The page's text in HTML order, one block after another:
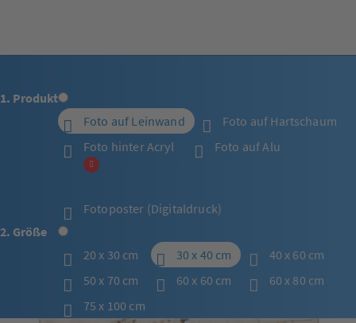
1. Produkt
Foto auf Leinwand
Foto auf Hartschaum
Foto hinter Acryl
Foto auf Alu
Fotoposter (Digitaldruck)
2. Größe
20 x 30 cm
30 x 40 cm
40 x 60 cm
50 x 70 cm
60 x 60 cm
60 x 80 cm
75 x 100 cm